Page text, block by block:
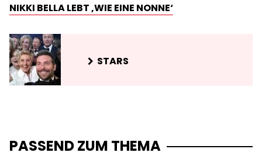
NIKKI BELLA LEBT ‚WIE EINE NONNE‘
STARS
PASSEND ZUM THEMA